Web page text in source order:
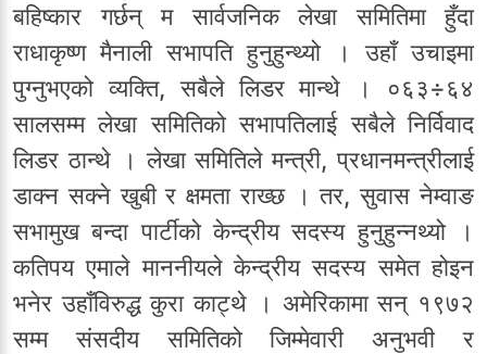
बहिष्कार गर्छन् म सार्वजनिक लेखा समितिमा हुँदा
राधाकृष्ण मैनाली सभापति हुनुहुन्थ्यो । उहाँ उचाइमा
पुग्नुभएको व्यक्ति, सबैले लिडर मान्थे । ०६३÷६४
सालसम्म लेखा समितिको सभापतिलाई सबैले निर्विवाद
लिडर ठान्थे । लेखा समितिले मन्त्री, प्रधानमन्त्रीलाई
डाक्न सक्ने खुबी र क्षमता राख्छ । तर, सुवास नेम्वाङ
सभामुख बन्दा पार्टीको केन्द्रीय सदस्य हुनुहुन्नथ्यो ।
कतिपय एमाले माननीयले केन्द्रीय सदस्य समेत होइन
भनेर उहाँविरुद्ध कुरा काट्थे । अमेरिकामा सन् १९७२
सम्म संसदीय समितिको जिम्मेवारी अनुभवी र